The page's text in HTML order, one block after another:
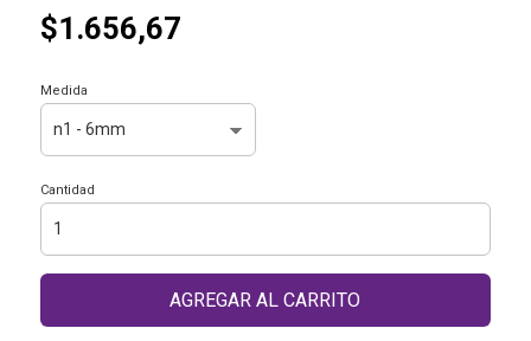
$1.656,67
Medida
Cantidad
AGREGAR AL CARRITO